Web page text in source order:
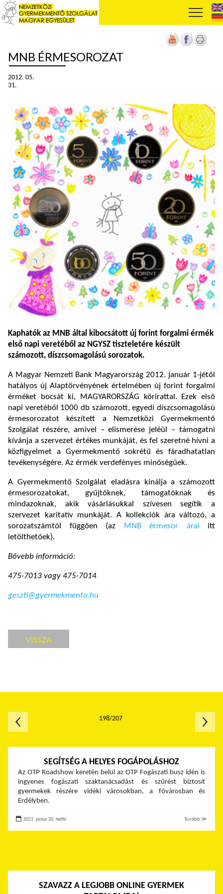
MNB ÉRMESOROZAT
2012. 05.
31.
Kaphatók az MNB által kibocsátott új forint forgalmi érmék
első napi veretéből az NGYSZ tiszteletére készült
számozott, díszcsomagolású sorozatok.
A Magyar Nemzeti Bank Magyarország 2012. január 1-jétől
hatályos új Alaptörvényének értelmében új forint forgalmi
érméket bocsát ki, MAGYARORSZÁG körirattal. Ezek első
napi veretéből 1000 db számozott, egyedi díszcsomagolású
érmesorozatot készített a Nemzetközi Gyermekmentő
Szolgálat részére, amivel – elismerése jeléül – támogatni
kívánja a szervezet értékes munkáját, és fel szeretné hívni a
közfigyelmet a Gyermekmentő sokrétű és fáradhatatlan
tevékenységére. Az érmék verdefényes minőségűek.
A Gyermekmentő Szolgálat eladásra kínálja a számozott
érmesorozatokat, gyűjtőknek, támogatóknak és
mindazoknak, akik vásárlásukkal szívesen segítik a
szervezet karitatív munkáját. A kollekciók ára változó, a
sorozatszámtól függően (az
MNB érmesor árai itt
letölthetőek).
Bővebb információ:
475-7013 vagy 475-7014
geszti@gyermekmento.hu
VISSZA
SEGÍTSÉG A HELYES FOGÁPOLÁSHOZ
Az OTP Roadshow keretén belül az OTP Fogászati busz idén is
ingyenes fogászati szaktanácsadást és szűrést biztosít
gyermekek részére vidéki városokban, a fővárosban és
Erdélyben.
2011. június 20. hétfő Tovább ≫
SZAVAZZ A LEGJOBB ONLINE GYERMEK
198/207